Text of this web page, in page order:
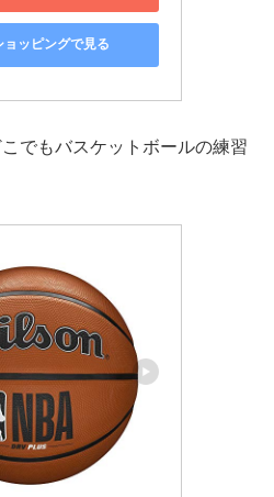
ッピングで見る
でもバスケットボールの練習